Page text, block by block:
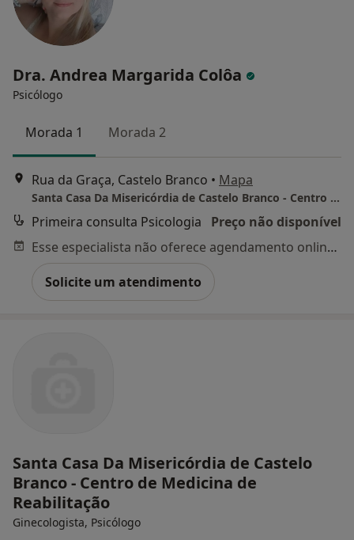
Dra. Andrea Margarida Colôa
Psicólogo
Morada 1 Morada 2
Rua da Graça, Castelo Branco • Mapa
Santa Casa Da Misericórdia de Castelo Branco - Centro de Medicina de Reabilitação
Primeira consulta Psicologia
Preço não disponível
Esse especialista não oferece agendamento online para esse endereço.
Solicite um atendimento
Santa Casa Da Misericórdia de Castelo
Branco - Centro de Medicina de
Reabilitação
Ginecologista, Psicólogo